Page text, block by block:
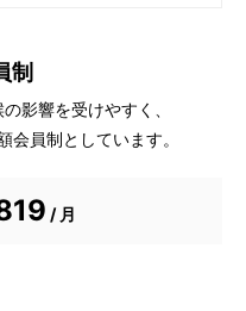
制
影響を受けやすく、
会員制としています。
/ 月